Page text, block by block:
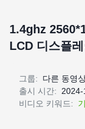
1.4ghz
LCD 디스플레
그룹:
다른 동영
출시 시간:
비디오 키워드: